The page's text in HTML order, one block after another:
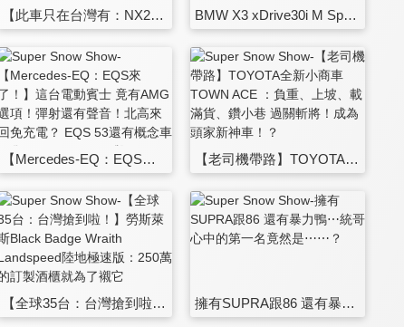
【此車只在台灣有：NX200到港啦！】Lexus NX 200首批車主現身 盈婷試駕解鎖科技配備 BMW X3 xDrive30i M Sport出任務：5AU讓小秘書驚嘆 後座女總裁也買單!
【Mercedes-EQ：EQS來了！】這台電動賓士 竟有AMG選項！彈射還有聲音！北高來回免充電？ EQS 53還有概念車錯覺？ft. EQS 450+ 與 EQS 53 【老司機帶路】TOYOTA全新小商車TOWN ACE ：負重、上坡、載滿貨、鑽小巷 過關斬將！成為頭家新神車！？
【全球35台：台灣搶到啦！】勞斯萊斯Black Badge Wraith Landspeed陸地極速版：250萬的訂製酒櫃就為了襯它 擁有SUPRA跟86 還有暴力鴨⋯統哥心中的第一名竟然是⋯⋯？